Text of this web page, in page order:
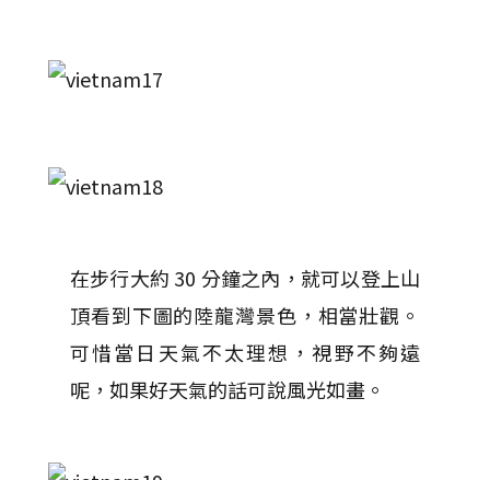
在步行大約 30 分鐘之內，就可以登上山
頂看到下圖的陸龍灣景色，相當壯觀。
可惜當日天氣不太理想，視野不夠遠
呢，如果好天氣的話可說風光如畫。